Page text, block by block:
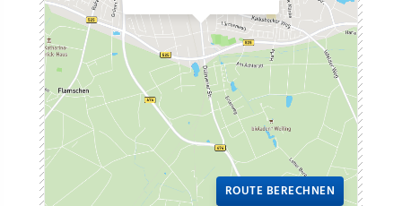
ROUTE BERECHNEN